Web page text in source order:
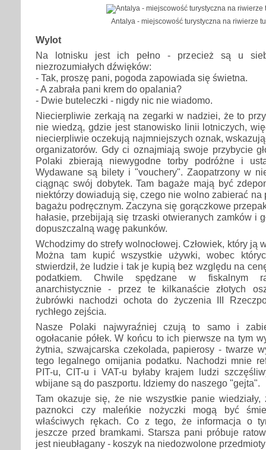
Antalya - miejscowość turystyczna na riwierze
Wylot
Na lotnisku jest ich pełno - przecież są u
niezrozumiałych dźwięków:
- Tak, proszę pani, pogoda zapowiada się świetna.
- A zabrała pani krem do opalania?
- Dwie buteleczki - nigdy nic nie wiadomo.
Niecierpliwie zerkają na zegarki w nadziei, że to
nie wiedzą, gdzie jest stanowisko linii lotniczych,
niecierpliwie oczekują najmniejszych oznak,
organizatorów. Gdy ci oznajmiają swoje przybycie
Polaki zbierają niewygodne torby podróżne i
Wydawane są bilety i "vouchery". Zaopatrzony w
ciągnąc swój dobytek. Tam bagaże mają być
niektórzy dowiadują się, czego nie wolno zabierać na
bagażu podręcznym. Zaczyna się gorączkowe
hałasie, przebijają się trzaski otwieranych zamków i
dopuszczalną wagę pakunków.
Wchodzimy do strefy wolnocłowej. Człowiek, który ją
Można tam kupić wszystkie używki, wobec
stwierdził, że ludzie i tak je kupią bez względu na
podatkiem. Chwile spędzane w fiskalnym
anarchistycznie - przez te kilkanaście złotych
żubrówki nachodzi ochota do życzenia III
rychłego zejścia.
Nasze Polaki najwyraźniej czują to samo i
ogołacanie półek. W końcu to ich pierwsze na tym
żytnia, szwajcarska czekolada, papierosy - twarze
tego legalnego omijania podatku. Nachodzi mnie
PIT-u, CIT-u i VAT-u byłaby krajem ludzi
wbijane są do paszportu. Idziemy do naszego "gejta".
Tam okazuje się, że nie wszystkie panie wiedziały,
paznokci czy maleńkie nożyczki mogą być
właściwych rękach. Co z tego, że informacja o
jeszcze przed bramkami. Starsza pani próbuje
jest nieubłagany - koszyk na niedozwolone